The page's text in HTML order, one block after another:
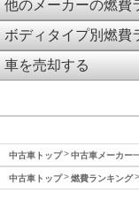
他のメーカーの燃費
ボディタイプ別燃費
車を売却する
中古車トップ 中古車メーカー
中古車トップ 燃費ランキング